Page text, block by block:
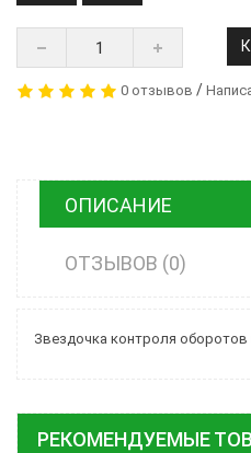
0 отзывов /
ОПИСАНИЕ
ОТЗЫВОВ (0)
Звездочка контроля
РЕКОМЕНДУЕМЫЕ